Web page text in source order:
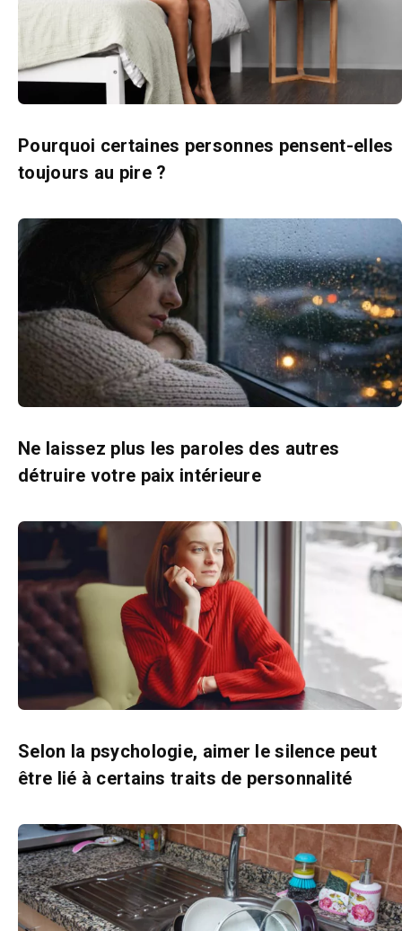
Pourquoi certaines personnes pensent-elles
toujours au pire ?
Ne laissez plus les paroles des autres
détruire votre paix intérieure
Selon la psychologie, aimer le silence peut
être lié à certains traits de personnalité